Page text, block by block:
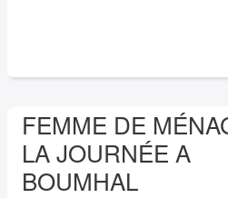
FEMME DE
LA JOURNÉE A
BOUMHAL